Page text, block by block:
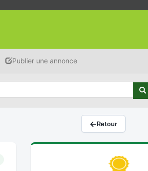
Publier une annonce
←Retour